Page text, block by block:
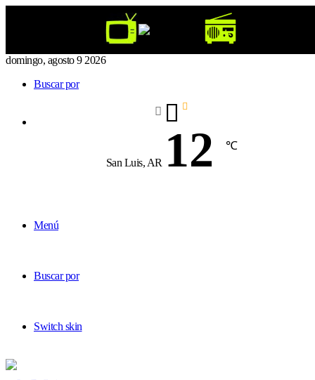
domingo, agosto 9 2026
Buscar por
San Luis, AR 12 ℃
Menú
Buscar por
Switch skin